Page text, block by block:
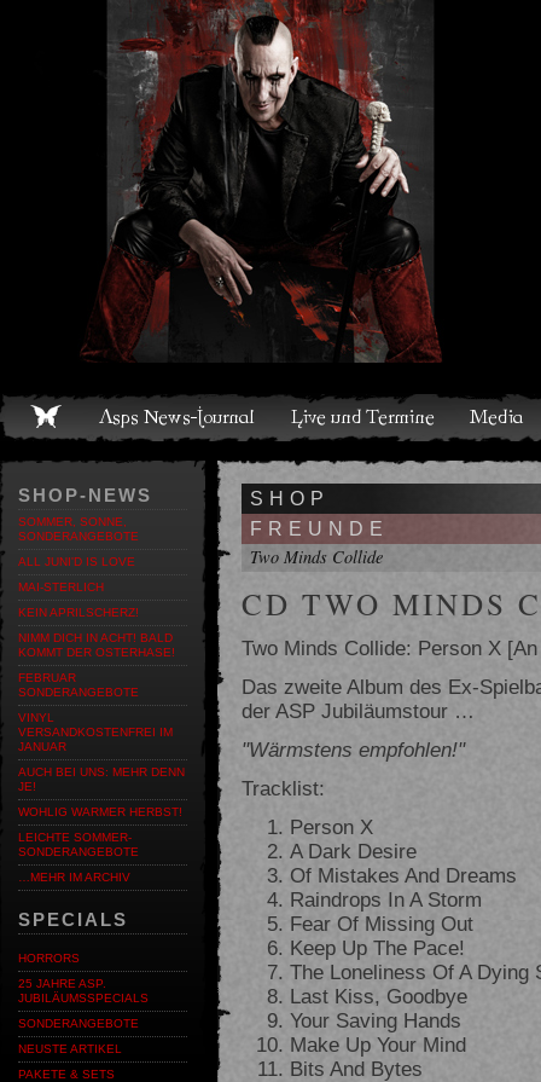
Live und Termine Media Shop Band Discografie
SHOP-NEWS
SOMMER, SONNE,
SONDERANGEBOTE
ALL JUNI'D IS LOVE
MAI-STERLICH
KEIN APRILSCHERZ!
NIMM DICH IN ACHT! BALD
KOMMT DER OSTERHASE!
FEBRUAR
SONDERANGEBOTE
VINYL
VERSANDKOSTENFREI IM
JANUAR
AUCH BEI UNS: MEHR DENN
JE!
WOHLIG WARMER HERBST!
LEICHTE SOMMER-
SONDERANGEBOTE
…MEHR IM ARCHIV
SPECIALS
HORRORS
25 JAHRE ASP.
JUBILÄUMSSPECIALS
SONDERANGEBOTE
NEUSTE ARTIKEL
PAKETE & SETS
SHOP
FREUNDE
Two Minds Collide
CD TWO MINDS
Two Minds Collide: Person X
Das zweite Album des Ex-
der ASP Jubiläumstour …
"Wärmstens empfohlen!"
Tracklist:
Person X
A Dark Desire
Of Mistakes And Dreams
Raindrops In A Storm
Fear Of Missing Out
Keep Up The Pace!
The Loneliness Of A Dying
Last Kiss, Goodbye
Your Saving Hands
Make Up Your Mind
Bits And Bytes